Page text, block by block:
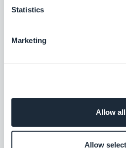
Statistics
Marketing
Allow all
Allow
de US$ 200 por mês
cada aplicativo
Possibilidade de editar o
do aplicativo para